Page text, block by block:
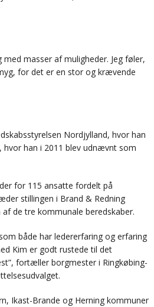
masser af muligheder. Jeg føler,
for det er en stor og krævende
Nordjylland, hvor han
hvor han i 2011 blev udnævnt som
for 115 ansatte fordelt på
stillingen i Brand & Redning
de tre kommunale beredskaber.
både har ledererfaring og erfaring
Kim er godt rustede til det
fortæller borgmester i Ringkøbing-
Ikast-Brande og Herning kommuner